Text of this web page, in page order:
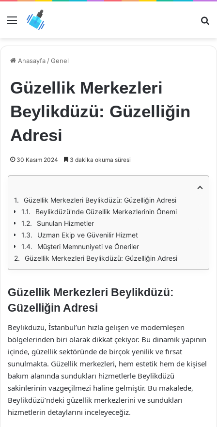
Menü
Anasayfa /Genel
Güzellik Merkezleri
Beylikdüzü: Güzelliğin
Adresi
30 Kasım 2024 3 dakika okuma süresi
Güzellik Merkezleri Beylikdüzü: Güzelliğin Adresi
Beylikdüzü'nde Güzellik Merkezlerinin Önemi
Sunulan Hizmetler
Uzman Ekip ve Güvenilir Hizmet
Müşteri Memnuniyeti ve Öneriler
Güzellik Merkezleri Beylikdüzü: Güzelliğin Adresi
Güzellik Merkezleri Beylikdüzü:
Güzelliğin Adresi
Beylikdüzü, İstanbul’un hızla gelişen ve modernleşen
bölgelerinden biri olarak dikkat çekiyor. Bu dinamik yapının
içinde, güzellik sektöründe de birçok yenilik ve fırsat
sunulmakta. Güzellik merkezleri, hem estetik hem de kişisel
bakım alanında sundukları hizmetlerle Beylikdüzü
sakinlerinin vazgeçilmezi haline gelmiştir. Bu makalede,
Beylikdüzü’ndeki güzellik merkezlerini ve sundukları
hizmetlerin detaylarını inceleyeceğiz.